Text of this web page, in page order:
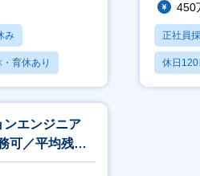
み
・育休あり
450
正社員
休日120
月残業
エンジニア
可／平均残業
ャリアパス】